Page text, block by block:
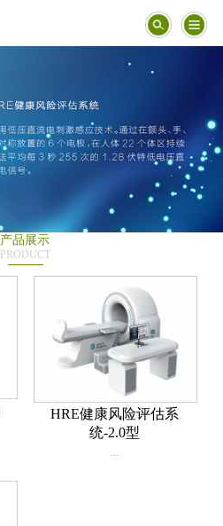
产品展示
PRODUCT
HRE健康风险评估系
统-2.0型
...